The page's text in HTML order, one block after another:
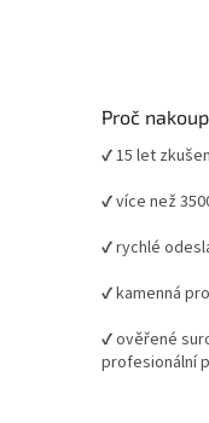
Proč
✔ 15 let
✔ více než
✔ rychlé
✔ kamenná
✔ ověřené
profesionální